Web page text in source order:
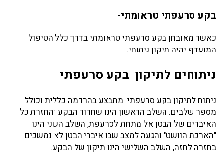
בקע סרעפתי טראומתי-
כאשר מאובחן בקע סרעפתי טראומתי בדרך כלל הטיפול
המועדף יהיה תיקון ניתוחי.
ניתוחים לתיקון בקע סרעפתי
ניתוח לתיקון בקע סרעפתי מתבצע בהרדמה כללית וכולל
מספר שלבים. השלב הראשון הינו שחרור הבקע והחזרת כל
האיברים של הבטן אל מתחת לסרעפת, השלב השני הינו
"הארכת הוושט" והגעה למצב שבו איברי הבטן לא נמשכים
בחזרה לחזה, השלב השלישי הינו תיקון של הבקע.